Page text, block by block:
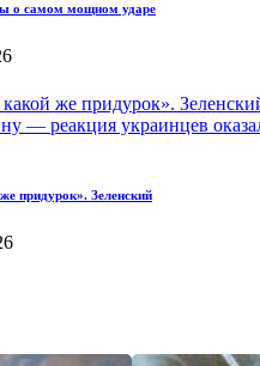
о самом мощном ударе
придурок». Зеленский